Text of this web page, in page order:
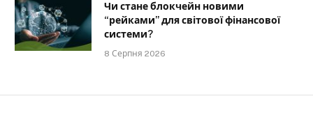
Чи стане блокчейн новими
“рейками” для світової фінансової
системи?
8 Серпня 2026